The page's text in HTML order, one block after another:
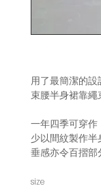
用了最簡潔的設
束腰半身裙靠繩
一年四季可穿作
少以間紋製作半
垂感亦令百摺部
size